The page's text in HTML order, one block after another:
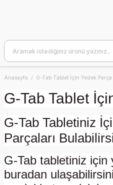
Anasayfa G-Tab Tablet İçin Yedek Parça
G-Tab Tablet
G-Tab Tabletiniz
Parçaları
G-Tab tabletiniz için
buradan